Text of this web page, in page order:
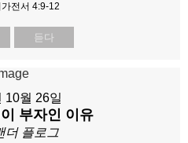
전서 4:9-12
듣다
10월 26일
부자인 이유
더 플로그